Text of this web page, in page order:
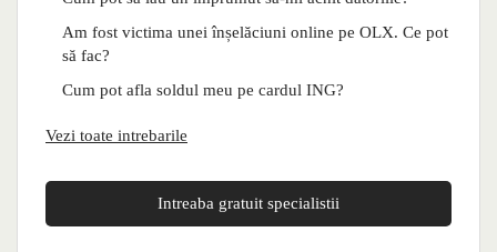
Am fost victima unei înșelăciuni online pe OLX. Ce pot
să fac?
Cum pot afla soldul meu pe cardul ING?
Vezi toate intrebarile
Intreaba gratuit specialistii